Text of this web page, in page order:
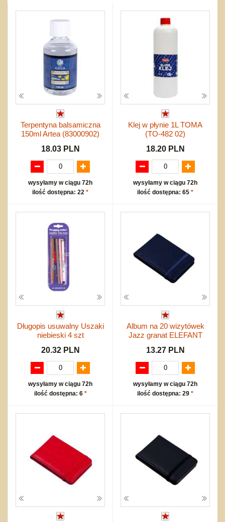
Okolicznościowe i świąteczne
Bajkowe
Karuzelki
Do rozkręcania
Pojazdy
Mebelki
Wyprzedaż
Promocje
Zakupy hurtowe
Koszty przesyłki
Regulamin
Kontakt
Mapa produktów
Terpentyna balsamiczna
150ml Artea (83000902)
18.03 PLN
wysyłamy w ciągu 72h
ilość dostępna: 22 *
Klej w płynie 1L TOMA
(TO-482 02)
18.20 PLN
wysyłamy w ciągu 72h
ilość dostępna: 65 *
Długopis usuwalny Uszaki
niebieski 4 szt
20.32 PLN
wysyłamy w ciągu 72h
ilość dostępna: 6 *
Album na 20 wizytówek
Jazz granat ELEFANT
13.27 PLN
wysyłamy w ciągu 72h
ilość dostępna: 29 *